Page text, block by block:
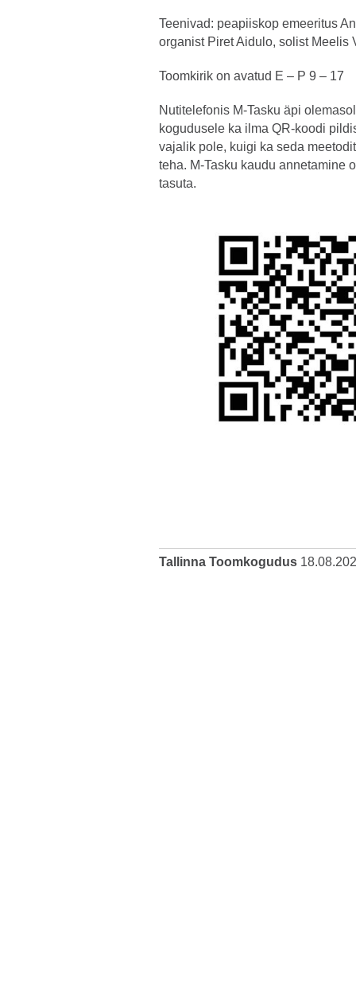
Teenivad: peapiiskop emeeritus
organist Piret Aidulo, solist Meelis
Toomkirik on avatud E – P 9 – 17
Nutitelefonis M-Tasku äpi
kogudusele ka ilma QR-koodi
vajalik pole, kuigi ka seda
teha. M-Tasku kaudu annetamine
tasuta.
Tallinna Toomkogudus